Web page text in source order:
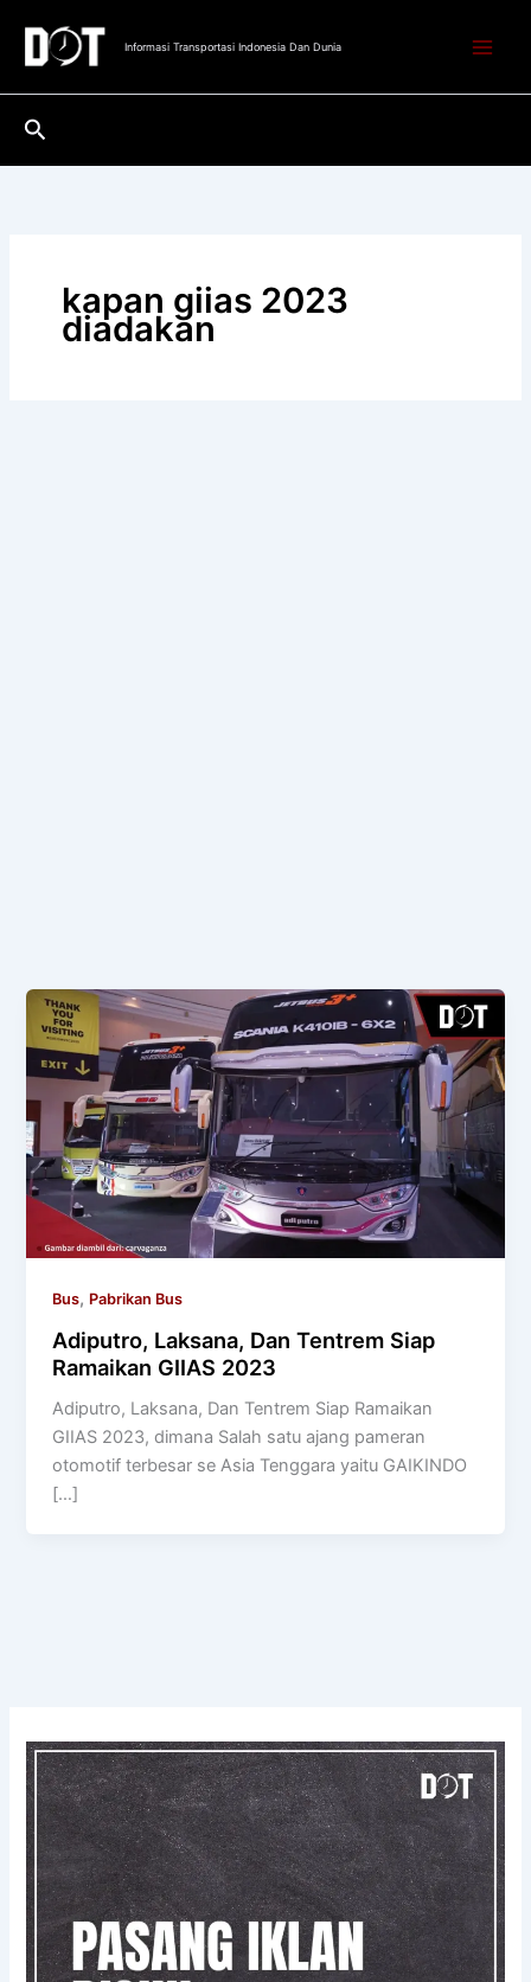
konten
Informasi Transportasi Indonesia Dan Dunia
Cari
kapan giias 2023
diadakan
Bus, Pabrikan Bus
Adiputro, Laksana, Dan Tentrem Siap
Ramaikan GIIAS 2023
Adiputro, Laksana, Dan Tentrem Siap Ramaikan
GIIAS 2023, dimana Salah satu ajang pameran
otomotif terbesar se Asia Tenggara yaitu GAIKINDO
[…]